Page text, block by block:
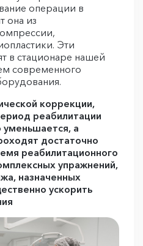
операции в
она из
Эти
в стационаре нашей
современного
коррекции,
реабилитации
уменьшается, а
достаточно
реабилитационного
упражнений,
назначенных
ускорить